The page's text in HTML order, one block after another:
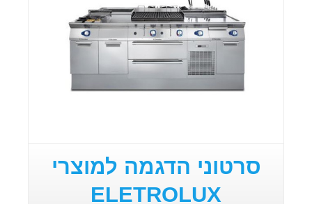
סרטוני הדגמה למוצרי
ELETROLUX